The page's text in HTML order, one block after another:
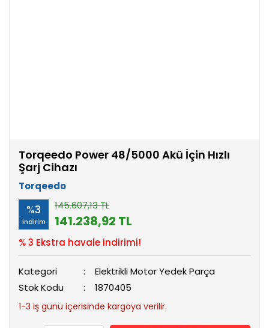
Torqeedo Power 48/5000 Akü İçin Hızlı
Şarj Cihazı
Torqeedo
%3
indirim
145.607,13 TL
141.238,92 TL
% 3 Ekstra havale indirimi!
Kategori
Elektrikli Motor Yedek Parça
Stok Kodu
1870405
1-3 iş günü içerisinde kargoya verilir.